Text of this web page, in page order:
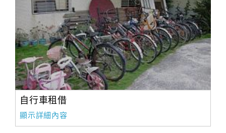
自行車租借
顯示詳細內容